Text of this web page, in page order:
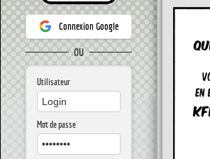
Connexion Google
OU
Utilisateur
Mot de passe